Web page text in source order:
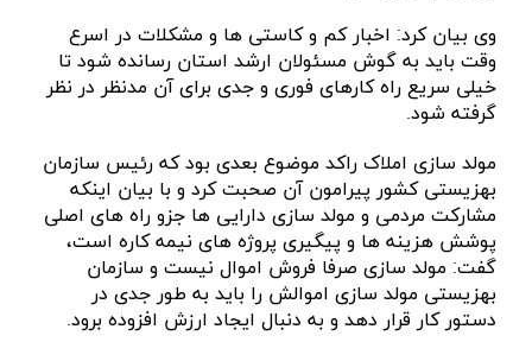
وی بیان کرد: اخبار کم و کاستی ها و مشکلات در اسرع
وقت باید به گوش مسئولان ارشد استان رسانده شود تا
خیلی سریع راه کارهای فوری و جدی برای آن مدنظر در نظر
گرفته شود.
مولد سازی املاک راکد ‌موضوع بعدی بود که رئیس سازمان
بهزیستی کشور پیرامون آن صحبت کرد و با بیان اینکه
مشارکت مردمی و مولد سازی دارایی ها جزو راه های اصلی
پوشش هزینه ها و پیگیری پروژه های نیمه کاره است،
گفت: مولد سازی صرفا فروش اموال نیست و سازمان
بهزیستی مولد سازی اموالش را باید به طور جدی در
دستور کار قرار دهد و به دنبال ایجاد ارزش افزوده برود.